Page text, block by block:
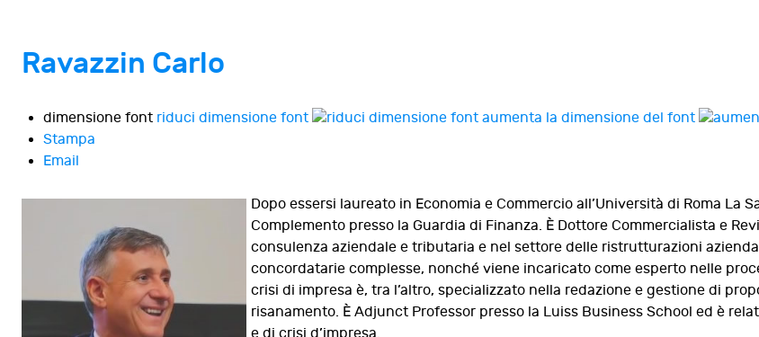
Ravazzin Carlo
dimensione font riduci dimensione font
aumenta la dimensione del font
Stampa
Email
Dopo essersi laureato in Economia e Commercio all’Università di Roma La
Complemento presso la Guardia di Finanza. È Dottore Commercialista e
consulenza aziendale e tributaria e nel settore delle ristrutturazioni
concordatarie complesse, nonché viene incaricato come esperto nelle
crisi di impresa è, tra l’altro, specializzato nella redazione e gestione di
risanamento. È Adjunct Professor presso la Luiss Business School ed è